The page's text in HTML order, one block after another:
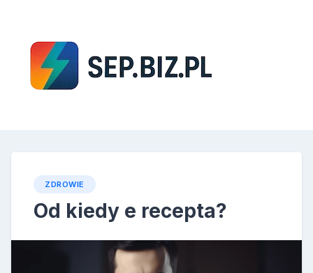
content
ZDROWIE
Od kiedy e recepta?